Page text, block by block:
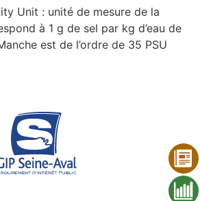
Unit : unité de mesure de la
à 1 g de sel par kg d’eau de
est de l’ordre de 35 PSU